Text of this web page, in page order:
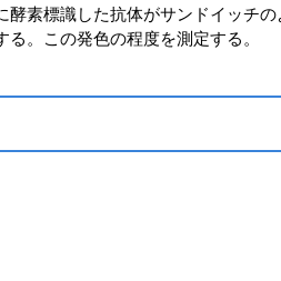
素標識した抗体がサンドイッチの
。この発色の程度を測定する。